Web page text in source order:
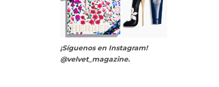
¡Síguenos en Instagram!
@velvet_magazine.